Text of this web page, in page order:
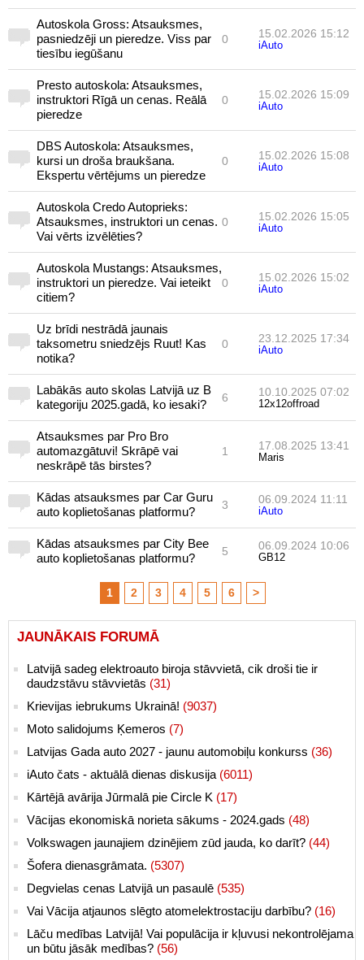
Autoskola Gross: Atsauksmes,
pasniedzēji un pieredze. Viss par
tiesību iegūšanu
0 15.02.2026 15:12
iAuto
Presto autoskola: Atsauksmes,
instruktori Rīgā un cenas. Reālā
pieredze
0 15.02.2026 15:09
iAuto
DBS Autoskola: Atsauksmes,
kursi un droša braukšana.
Ekspertu vērtējums un pieredze
0 15.02.2026 15:08
iAuto
Autoskola Credo Autoprieks:
Atsauksmes, instruktori un cenas.
Vai vērts izvēlēties?
0 15.02.2026 15:05
iAuto
Autoskola Mustangs: Atsauksmes,
instruktori un pieredze. Vai ieteikt
citiem?
0 15.02.2026 15:02
iAuto
Uz brīdi nestrādā jaunais
taksometru sniedzējs Ruut! Kas
notika?
0 23.12.2025 17:34
iAuto
Labākās auto skolas Latvijā uz B
kategoriju 2025.gadā, ko iesaki?
6 10.10.2025 07:02
12x12offroad
Atsauksmes par Pro Bro
automazgātuvi! Skrāpē vai
neskrāpē tās birstes?
1 17.08.2025 13:41
Maris
Kādas atsauksmes par Car Guru
auto koplietošanas platformu?
3 06.09.2024 11:11
iAuto
Kādas atsauksmes par City Bee
auto koplietošanas platformu?
5 06.09.2024 10:06
GB12
1 2 3 4 5 6 >
JAUNĀKAIS FORUMĀ
Latvijā sadeg elektroauto biroja stāvvietā, cik droši tie ir
daudzstāvu stāvvietās (31)
Krievijas iebrukums Ukrainā! (9037)
Moto salidojums Ķemeros (7)
Latvijas Gada auto 2027 - jaunu automobiļu konkurss (36)
iAuto čats - aktuālā dienas diskusija (6011)
Kārtējā avārija Jūrmalā pie Circle K (17)
Vācijas ekonomiskā norieta sākums - 2024.gads (48)
Volkswagen jaunajiem dzinējiem zūd jauda, ko darīt? (44)
Šofera dienasgrāmata. (5307)
Degvielas cenas Latvijā un pasaulē (535)
Vai Vācija atjaunos slēgto atomelektrostaciju darbību? (16)
Lāču medības Latvijā! Vai populācija ir kļuvusi nekontrolējama
un būtu jāsāk medības? (56)